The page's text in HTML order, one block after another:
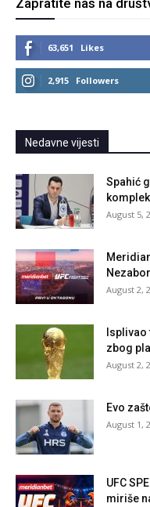
Zapratite nas na
63,651 Likes
2,915 Followers
Nedavne vijesti
Spahić
August 5,
August 2,
zbog
August 2,
Evo
August 1,
UFC
miriše